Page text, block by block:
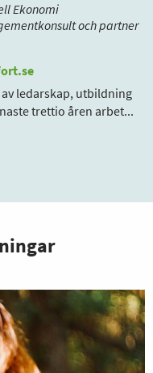
Ekonomi
och partner
ledarskap, utbildning
trettio åren arbet...